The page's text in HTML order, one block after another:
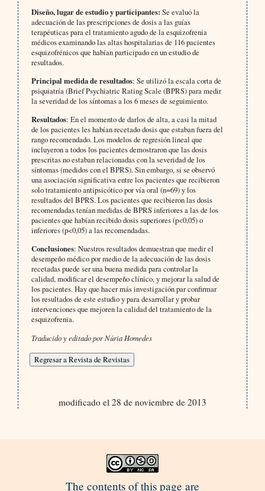
Diseño, lugar de estudio y participantes: Se evaluó la
adecuación de las prescripciones de dosis a las guías
terapéuticas para el tratamiento agudo de la esquizofrenia
médicos examinando las altas hospitalarias de 116 pacientes
esquizofrénicos que habían participado en un estudio de
resultados.
Principal medida de resultados: Se utilizó la escala corta de
psiquiatría (Brief Psychiatric Rating Scale (BPRS) para medir
la severidad de los síntomas a los 6 meses de seguimiento.
Resultados: En el momento de darlos de alta, a casi la mitad
de los pacientes les habían recetado dosis que estaban fuera del
rango recomendado. Los modelos de regresión lineal que
incluyeron a todos los pacientes demostraron que las dosis
prescritas no estaban relacionadas con la severidad de los
síntomas (medidos con el BPRS). Sin embargo, si se observó
una asociación significativa entre los pacientes que recibieron
solo tratamiento antipsicótico por vía oral (n=69) y los
resultados del BPRS. Los pacientes que recibieron las dosis
recomendadas tenían medidas de BPRS inferiores a las de los
pacientes que habían recibido dosis superiores (p<0,05) o
inferiores (p<0,05) a las recomendadas.
Conclusiones: Nuestros resultados demuestran que medir el
desempeño médico por medio de la adecuación de las dosis
recetadas puede ser una buena medida para controlar la
calidad, modificar el desempeño clínico, y mejorar la salud de
los pacientes. Hay que hacer más investigación par confirmar
los resultados de este estudio y para desarrollar y probar
intervenciones que mejoren la calidad del tratamiento de la
esquizofrenia.
Traducido y editado por Núria Homedes
modificado el 28 de noviembre de 2013
The contents of this page are